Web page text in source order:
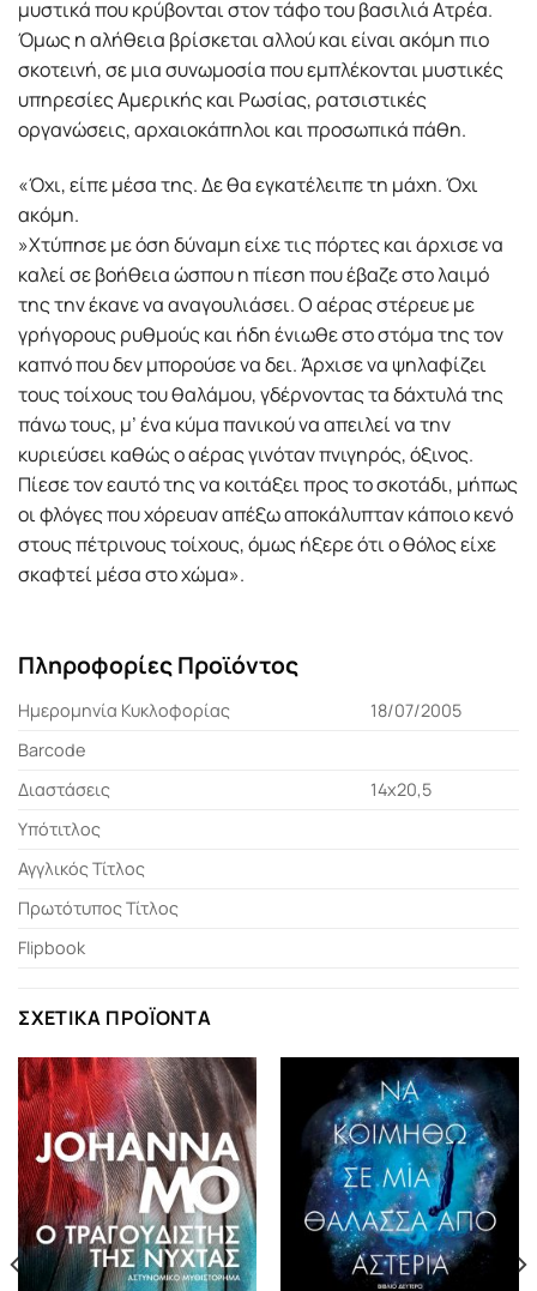
μυστικά που κρύβονται στον τάφο του βασιλιά Ατρέα.
Όμως η αλήθεια βρίσκεται αλλού και είναι ακόμη πιο
σκοτεινή, σε μια συνωμοσία που εμπλέκονται μυστικές
υπηρεσίες Αμερικής και Ρωσίας, ρατσιστικές
οργανώσεις, αρχαιοκάπηλοι και προσωπικά πάθη.
«Όχι, είπε μέσα της. Δε θα εγκατέλειπε τη μάχη. Όχι
ακόμη.
»Χτύπησε με όση δύναμη είχε τις πόρτες και άρχισε να
καλεί σε βοήθεια ώσπου η πίεση που έβαζε στο λαιμό
της την έκανε να αναγουλιάσει. Ο αέρας στέρευε με
γρήγορους ρυθμούς και ήδη ένιωθε στο στόμα της τον
καπνό που δεν μπορούσε να δει. Άρχισε να ψηλαφίζει
τους τοίχους του θαλάμου, γδέρνοντας τα δάχτυλά της
πάνω τους, μ’ ένα κύμα πανικού να απειλεί να την
κυριεύσει καθώς ο αέρας γινόταν πνιγηρός, όξινος.
Πίεσε τον εαυτό της να κοιτάξει προς το σκοτάδι, μήπως
οι φλόγες που χόρευαν απέξω αποκάλυπταν κάποιο κενό
στους πέτρινους τοίχους, όμως ήξερε ότι ο θόλος είχε
σκαφτεί μέσα στο χώμα».
Πληροφορίες Προϊόντος
Ημερομηνία Κυκλοφορίας
18/07/2005
Barcode
Διαστάσεις
14χ20,5
Υπότιτλος
Αγγλικός Τίτλος
Πρωτότυπος Τίτλος
Flipbook
ΣΧΕΤΙΚΆ ΠΡΟΪΌΝΤΑ